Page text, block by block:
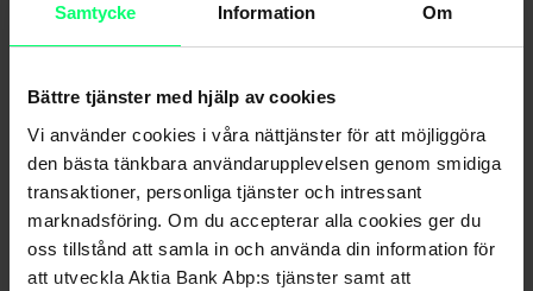
Samtycke Information Om
Bättre tjänster med hjälp av cookies
Vi använder cookies i våra nättjänster för att möjliggöra
den bästa tänkbara användarupplevelsen genom smidiga
transaktioner, personliga tjänster och intressant
marknadsföring. Om du accepterar alla cookies ger du
oss tillstånd att samla in och använda din information för
att utveckla Aktia Bank Abp:s tjänster samt att
Hittar du inte det du söker?
Kundservice